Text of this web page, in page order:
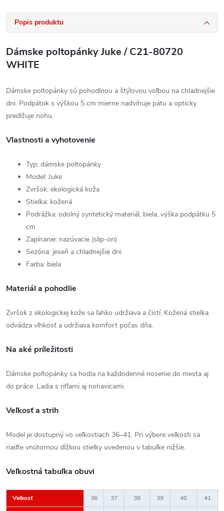
Popis produktu
Dámske poltopánky Juke / C21-80720
WHITE
Dámske poltopánky sú pohodlnou a štýlovou voľbou na chladnejšie
dni. Podpätok s výškou 5 cm mierne nadvihuje pätu a opticky
predlžuje nohu.
Vlastnosti a vyhotovenie
Typ: dámske poltopánky
Model: Juke
Zvršok: ekologická koža
Stielka: kožená
Podrážka: odolný syntetický materiál, biela, výška podpätku 5
cm
Zapínanie: nazúvacie (slip-on)
Sezóna: jeseň a chladnejšie dni
Farba: biela
Materiál a pohodlie
Zvršok z ekologickej kože sa ľahko udržiava a čistí. Kožená stielka
odvádza vlhkosť a udržiava komfort počas dňa.
Na aké príležitosti
Dámske poltopánky sa hodia na každodenné nosenie do mesta aj
do práce. Ladia s rifľami aj nohavicami.
Veľkosť a strih
Model je dostupný vo veľkostiach 36–41. Pri výbere veľkosti sa
riaďte vnútornou dĺžkou stielky uvedenou v tabuľke nižšie.
Veľkostná tabuľka obuvi
Veľkosť 36 37 38 39 40 41